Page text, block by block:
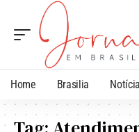
Home Brasilia